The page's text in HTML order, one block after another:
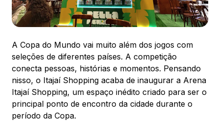
Ver local
Chamar Uber
CONTATO
(47) 3348-4609
A Copa do Mundo vai muito além dos jogos com
seleções de diferentes países. A competição
conecta pessoas, histórias e momentos. Pensando
nisso, o Itajaí Shopping acaba de inaugurar a Arena
Itajaí Shopping, um espaço inédito criado para ser o
principal ponto de encontro da cidade durante o
período da Copa.